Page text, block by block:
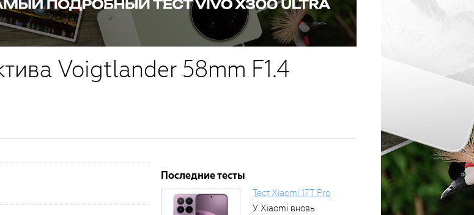
Voigtlander 58mm F1.4
Последние тесты
Тест Xiaomi 17T Pro
У Xiaomi вновь